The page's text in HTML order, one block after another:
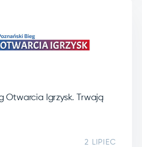
Otwarcia Igrzysk. Trwają
2 LIPIEC